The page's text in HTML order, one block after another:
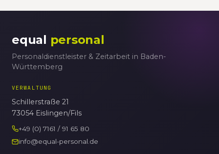
equal personal
Personaldienstleister & Zeitarbeit in Baden-
Württemberg
VERWALTUNG
Schillerstraße 21
73054 Eislingen/Fils
+49 (0) 7161 / 91 65 80
info@equal-personal.de